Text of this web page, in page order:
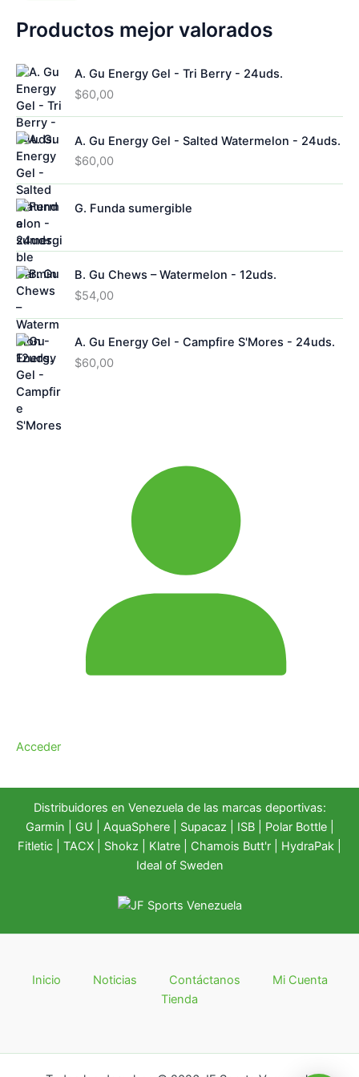
d
o
Productos mejor valorados
A. Gu Energy Gel - Tri Berry - 24uds.
$60,00
A. Gu Energy Gel - Salted Watermelon - 24uds.
$60,00
G. Funda sumergible
B. Gu Chews – Watermelon - 12uds.
$54,00
A. Gu Energy Gel - Campfire S'Mores - 24uds.
$60,00
Acceder
Distribuidores en Venezuela de las marcas deportivas:
Garmin
GU AquaSphere| Supacaz | ISB | Polar Bottle|
Fitletic
TACX Shokz Klatre Chamois Butt'r HydraPak
Ideal of Sweden
Inicio Noticias Contáctanos
Mi Cuenta
Tienda